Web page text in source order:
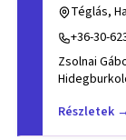
Téglás,
+36-30-
Zsolnai
Részletek →